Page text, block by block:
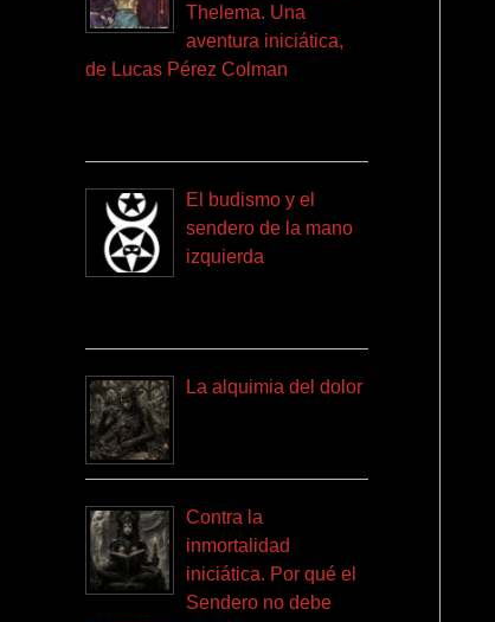
Thelema. Una
aventura iniciática,
de Lucas Pérez Colman
El budismo y el
sendero de la mano
izquierda
La alquimia del dolor
Contra la
inmortalidad
iniciática. Por qué el
Sendero no debe